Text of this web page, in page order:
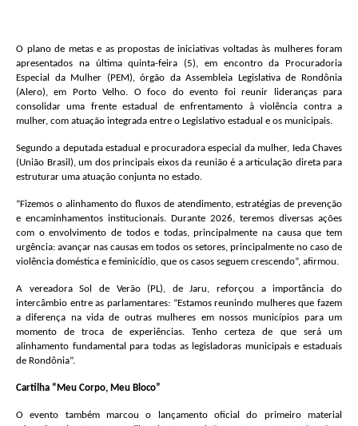
O plano de metas e as propostas de iniciativas voltadas às mulheres foram
apresentados na última quinta-feira (5), em encontro da Procuradoria
Especial da Mulher (PEM), órgão da Assembleia Legislativa de Rondônia
(Alero), em Porto Velho. O foco do evento foi reunir lideranças para
consolidar uma frente estadual de enfrentamento à violência contra a
mulher, com atuação integrada entre o Legislativo estadual e os municipais.
Segundo a deputada estadual e procuradora especial da mulher, Ieda Chaves
(União Brasil), um dos principais eixos da reunião é a articulação direta para
estruturar uma atuação conjunta no estado.
“Fizemos o alinhamento do fluxos de atendimento, estratégias de prevenção
e encaminhamentos institucionais. Durante 2026, teremos diversas ações
com o envolvimento de todos e todas, principalmente na causa que tem
urgência: avançar nas causas em todos os setores, principalmente no caso de
violência doméstica e feminicídio, que os casos seguem crescendo”, afirmou.
A vereadora Sol de Verão (PL), de Jaru, reforçou a importância do
intercâmbio entre as parlamentares: “Estamos reunindo mulheres que fazem
a diferença na vida de outras mulheres em nossos municípios para um
momento de troca de experiências. Tenho certeza de que será um
alinhamento fundamental para todas as legisladoras municipais e estaduais
de Rondônia”.
Cartilha “Meu Corpo, Meu Bloco”
O evento também marcou o lançamento oficial do primeiro material